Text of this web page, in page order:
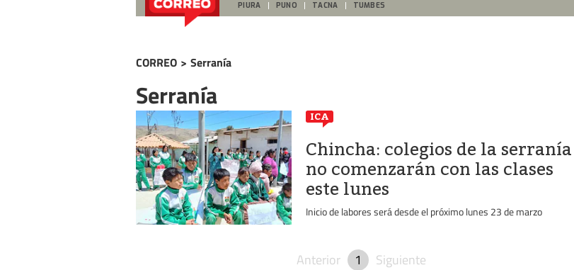
PIURA PUNO TACNA TUMBES
CORREO > Serranía
Serranía
ICA
Chincha: colegios de la serranía
no comenzarán con las clases
este lunes
Inicio de labores será desde el próximo lunes 23 de marzo
Anterior 1 Siguiente